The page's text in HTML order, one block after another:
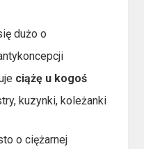
dużo o
ciążę u kogoś
kuzynki, koleżanki
o ciężarnej